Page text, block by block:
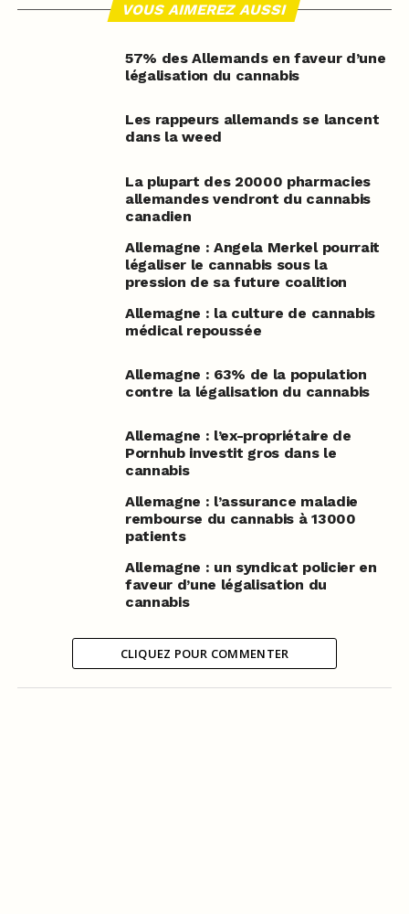
VOUS AIMEREZ AUSSI
57% des Allemands en faveur d’une
légalisation du cannabis
Les rappeurs allemands se lancent
dans la weed
La plupart des 20000 pharmacies
allemandes vendront du cannabis
canadien
Allemagne : Angela Merkel pourrait
légaliser le cannabis sous la
pression de sa future coalition
Allemagne : la culture de cannabis
médical repoussée
Allemagne : 63% de la population
contre la légalisation du cannabis
Allemagne : l’ex-propriétaire de
Pornhub investit gros dans le
cannabis
Allemagne : l’assurance maladie
rembourse du cannabis à 13000
patients
Allemagne : un syndicat policier en
faveur d’une légalisation du
cannabis
CLIQUEZ POUR COMMENTER